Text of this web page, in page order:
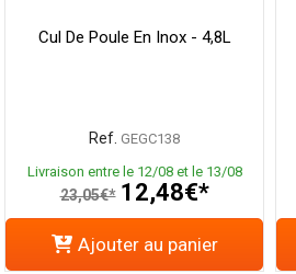
Cul De Poule En Inox - 4,8L
Ref. GEGC138
Livraison entre le 12/08 et le 13/08
23,05€* 12,48€*
Ajouter au panier